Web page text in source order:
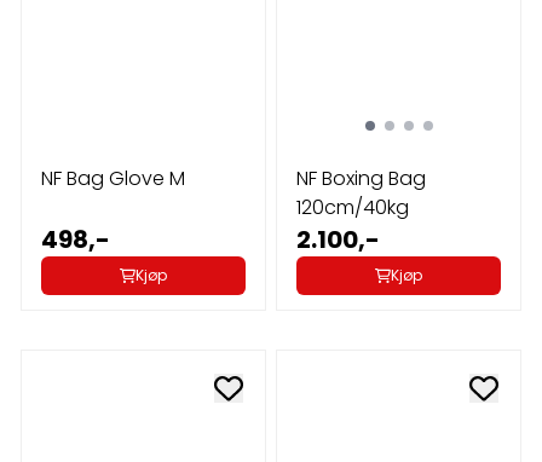
NF Bag Glove M
498,-
Kjøp
NF Boxing Bag
120cm/40kg
2.100,-
Kjøp